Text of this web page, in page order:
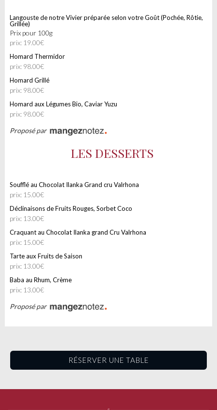
Langouste de notre Vivier préparée selon votre Goût (Pochée, Rôtie,
Grillée)
prix pour 100g
prix: 19.00€
Homard Thermidor
prix: 98.00€
Homard Grillé
prix: 98.00€
Homard aux Légumes Bio, Caviar Yuzu
prix: 98.00€
Proposé par
LES DESSERTS
Soufflé au Chocolat Ilanka Grand cru Valrhona
prix: 15.00€
Déclinaisons de Fruits Rouges, Sorbet Coco
prix: 13.00€
Craquant au Chocolat Ilanka grand Cru Valrhona
prix: 15.00€
Tarte aux Fruits de Saison
prix: 13.00€
Baba au Rhum, Crème
prix: 13.00€
Proposé par
RÉSERVER UNE TABLE